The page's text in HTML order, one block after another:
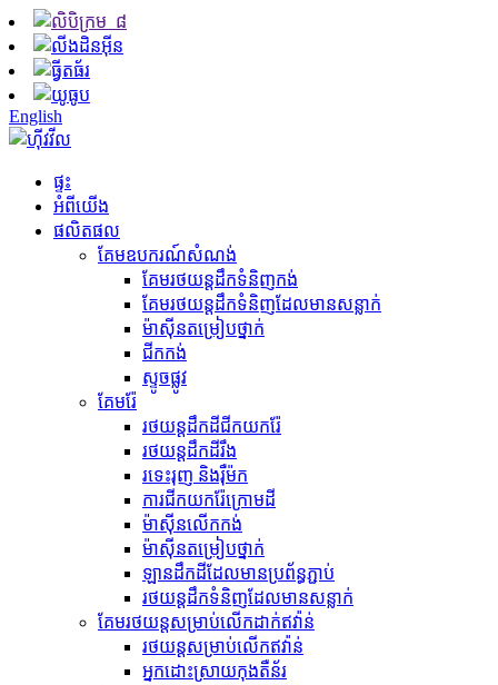
English
ផ្ទះ
អំពីយើង
ផលិតផល
គែមឧបករណ៍សំណង់
គែម​រថយន្ត​ដឹក​ទំនិញ​កង់
គែមរថយន្តដឹកទំនិញដែលមានសន្លាក់
ម៉ាស៊ីន​តម្រៀប​ថ្នាក់
ជីក​កង់
ស្ទូចផ្លូវ
គែមរ៉ែ
រថយន្តដឹកដីជីកយករ៉ែ
រថយន្ត​ដឹក​ដី​រឹង
រទេះរុញ និងរ៉ឺម៉ក
ការជីកយករ៉ែក្រោមដី
ម៉ាស៊ីន​លើក​កង់
ម៉ាស៊ីន​តម្រៀប​ថ្នាក់
ឡានដឹកដីដែលមានប្រព័ន្ធភ្ជាប់
រថយន្ត​ដឹក​ទំនិញ​ដែល​មាន​សន្លាក់​
គែមរថយន្តសម្រាប់លើកដាក់ឥវ៉ាន់
រថយន្ត​សម្រាប់​លើក​ឥវ៉ាន់
អ្នកដោះស្រាយកុងតឺន័រ